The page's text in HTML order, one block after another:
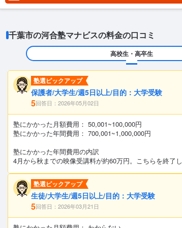
千葉市の河合塾マナビスの料金の口コミ
高校生・高卒生
塾選ピックアップ
保護者/大学生/週5日以上/目的：大学受験
5回答日：2026年05月02日
塾にかかった月額費用： 50,001~100,000円
塾にかかった年間費用： 700,001~1,000,000円
塾にかかった年間費用の内訳
4月から秋までの映像受講料が約60万円。こちらを終了
塾選ピックアップ
生徒/大学生/週5日以上/目的：大学受験
5回答日：2026年03月21日